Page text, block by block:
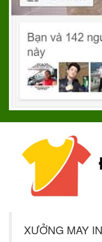
XƯỞNG MAY